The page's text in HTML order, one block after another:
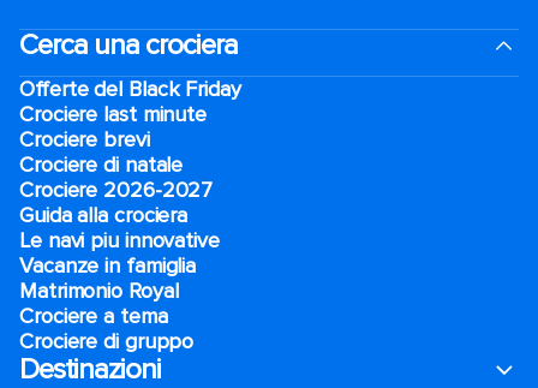
Cerca una crociera
Offerte del Black Friday
Crociere last minute
Crociere brevi​
Crociere di natale​
Crociere 2026-2027
Guida alla crociera
Le navi piu innovative
Vacanze in famiglia
Matrimonio Royal
Crociere a tema
Crociere di gruppo
Destinazioni